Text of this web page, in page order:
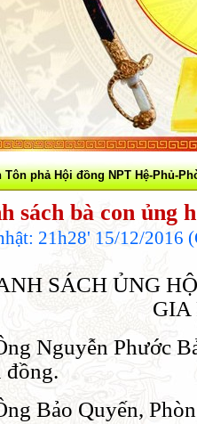
Tôn phả Hội đồng NPT Hệ-Phủ-
sách bà con ủng
21h28' 15/12/2016
SÁCH ỦNG
GIA
Nguyễn Phước
đồng.
Bảo Quyến,